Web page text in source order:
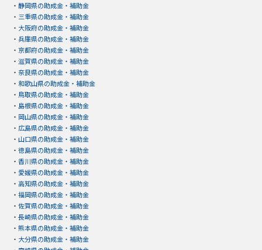
・ 静岡県の助成金・補助金
・ 三重県の助成金・補助金
・ 大阪府の助成金・補助金
・ 兵庫県の助成金・補助金
・ 京都府の助成金・補助金
・ 滋賀県の助成金・補助金
・ 奈良県の助成金・補助金
・ 和歌山県の助成金・補助金
・ 鳥取県の助成金・補助金
・ 島根県の助成金・補助金
・ 岡山県の助成金・補助金
・ 広島県の助成金・補助金
・ 山口県の助成金・補助金
・ 徳島県の助成金・補助金
・ 香川県の助成金・補助金
・ 愛媛県の助成金・補助金
・ 高知県の助成金・補助金
・ 福岡県の助成金・補助金
・ 佐賀県の助成金・補助金
・ 長崎県の助成金・補助金
・ 熊本県の助成金・補助金
・ 大分県の助成金・補助金